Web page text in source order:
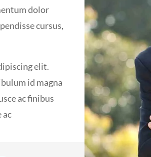
dolor
cursus,
elit.
id magna
ac finibus
ac